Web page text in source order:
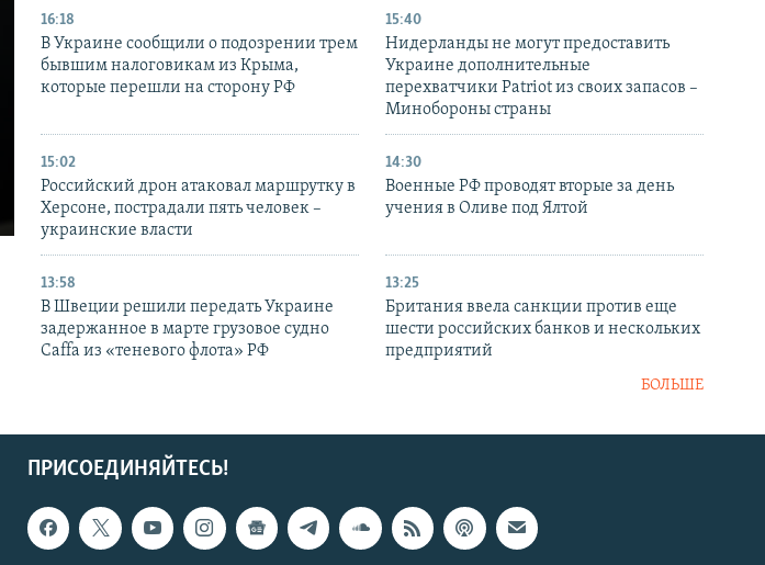
16:18
В Украине сообщили о подозрении трем
бывшим налоговикам из Крыма,
которые перешли на сторону РФ
15:40
Нидерланды не могут предоставить
Украине дополнительные
перехватчики Patriot из своих запасов –
Минобороны страны
15:02
Российский дрон атаковал маршрутку в
Херсоне, пострадали пять человек –
украинские власти
14:30
Военные РФ проводят вторые за день
учения в Оливе под Ялтой
13:58
В Швеции решили передать Украине
задержанное в марте грузовое судно
Caffa из «теневого флота» РФ
13:25
Британия ввела санкции против еще
шести российских банков и нескольких
предприятий
БОЛЬШЕ
ПРИСОЕДИНЯЙТЕСЬ!